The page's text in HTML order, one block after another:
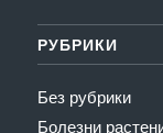
РУБРИКИ
Без рубрики
Болезни